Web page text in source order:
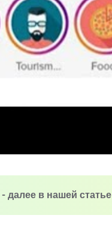
- далее в нашей статье